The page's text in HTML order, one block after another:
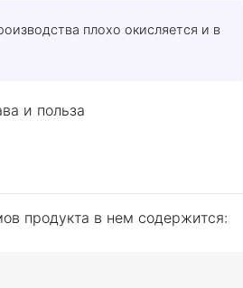
плохо окисляется и в
продукта в нем содержится: